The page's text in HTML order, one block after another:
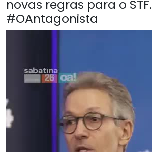
novas regras para o STF.
#OAntagonista